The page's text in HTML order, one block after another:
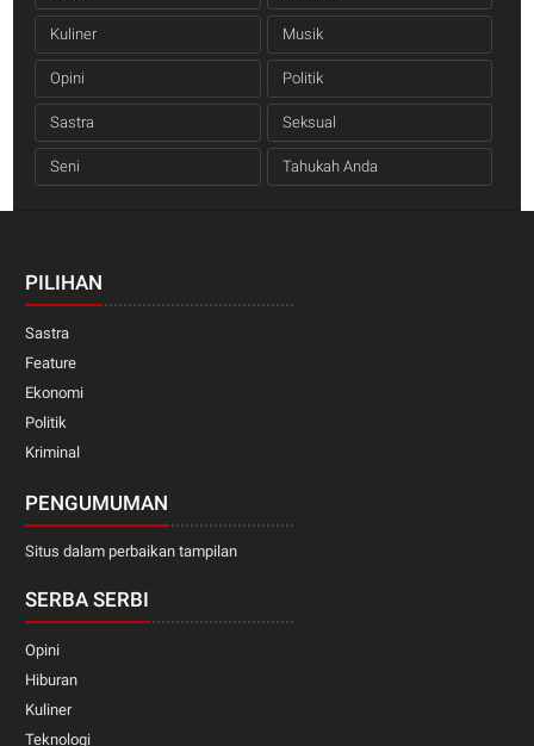
Kuliner Musik
Opini Politik
Sastra Seksual
Seni Tahukah Anda
PILIHAN
Sastra
Feature
Ekonomi
Politik
Kriminal
PENGUMUMAN
Situs dalam perbaikan tampilan
SERBA SERBI
Opini
Hiburan
Kuliner
Teknologi